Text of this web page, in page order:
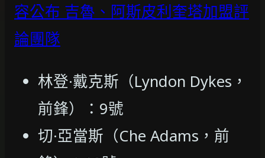
容公布 吉魯、阿斯皮利奎塔加盟評
論團隊
林登·戴克斯（Lyndon Dykes，
前鋒）：9號
切·亞當斯（Che Adams，前